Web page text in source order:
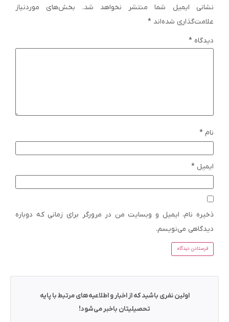
نشانی ایمیل شما منتشر نخواهد شد.
بخش‌های موردنیاز
علامت‌گذاری شده‌اند *
دیدگاه *
نام *
ایمیل *
ذخیره نام، ایمیل و وبسایت من در مرورگر برای زمانی که دوباره
دیدگاهی می‌نویسم.
اولین نفری باشید که از اخبار و اطلاعیه‌های مرتبط با پایه
تحصیلیتان باخبر می‌شود!